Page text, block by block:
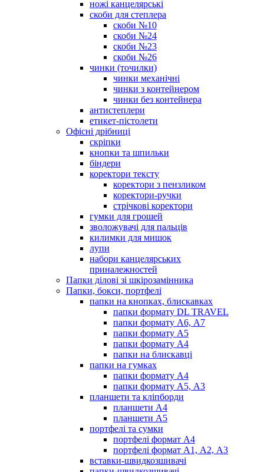
ножі канцелярські
скоби для степлера
скоби №10
скоби №24
скоби №23
скоби №26
чинки (точилки)
чинки механічні
чинки з контейнером
чинки без контейнера
антистеплери
етикет-пістолети
Офісні дрібниці
скріпки
кнопки та шпильки
біндери
коректори тексту
коректори з пензликом
коректори-ручки
стрічкові коректори
гумки для грошей
зволожувачі для пальців
килимки для мишок
лупи
набори канцелярських
приналежностей
Папки ділові зі шкірозамінника
Папки, бокси, портфелі
папки на кнопках, блискавках
папки формату DL TRAVEL
папки формату А6, А7
папки формату А5
папки формату А4
папки на блискавці
папки на гумках
папки формату А4
папки формату А5, А3
планшети та кліпборди
планшети А4
планшети А5
портфелі та сумки
портфелі формат А4
портфелі формат А1, А2, А3
вставки-швидкозшивачі